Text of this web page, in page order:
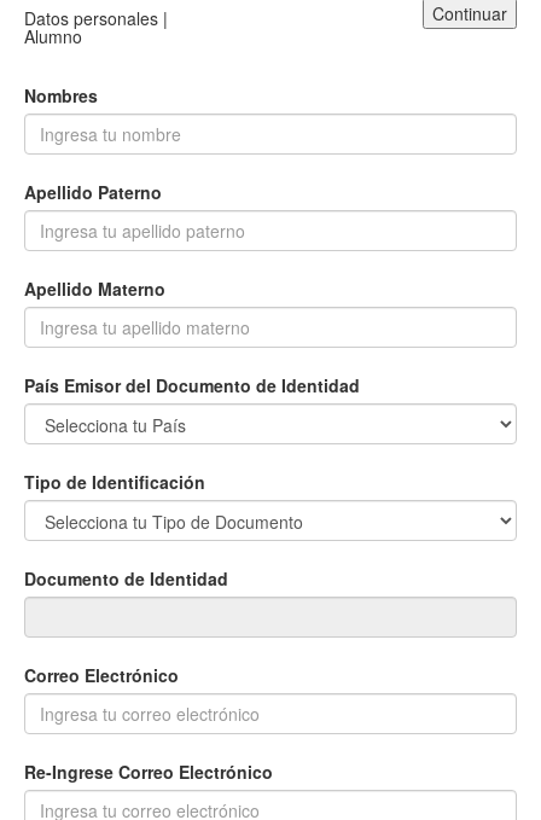
Continuar
Datos personales |
Alumno
Nombres
Apellido Paterno
Apellido Materno
País Emisor del Documento de Identidad
Tipo de Identificación
Documento de Identidad
Correo Electrónico
Re-Ingrese Correo Electrónico